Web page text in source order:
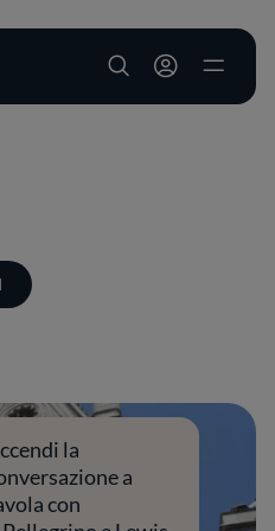
User account
la
a
con